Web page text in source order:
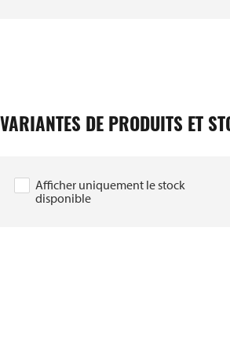
VARIANTES DE PRODUITS ET
Afficher uniquement le stock
disponible